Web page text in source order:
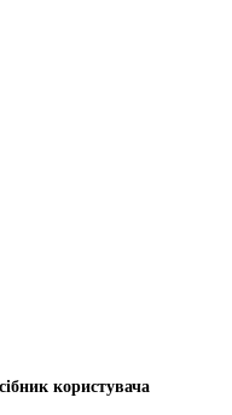
користувача